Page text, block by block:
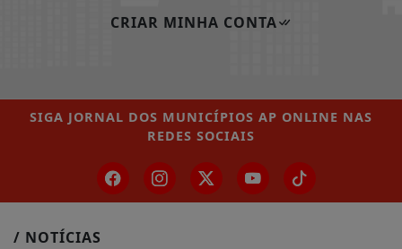
CRIAR MINHA CONTA
SIGA JORNAL DOS MUNICÍPIOS AP ONLINE NAS
REDES SOCIAIS
/ NOTÍCIAS